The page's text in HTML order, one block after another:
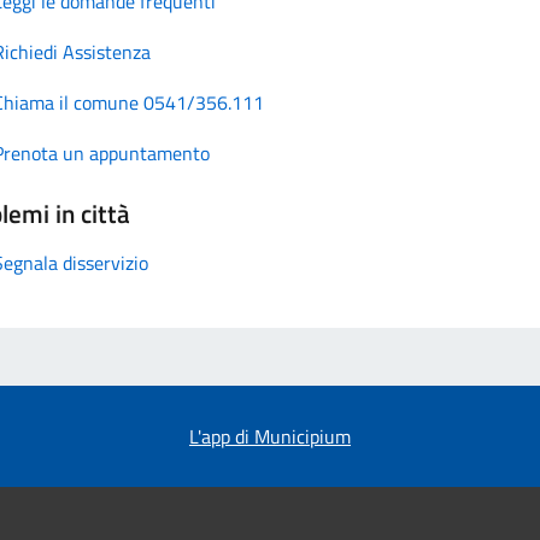
Assistenza
il comune 0541/356.111
un appuntamento
in città
disservizio
L'app di Municipium